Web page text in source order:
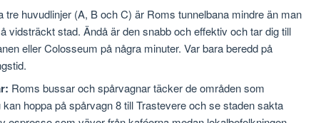
tre huvudlinjer (A, B och C) är Roms tunnelbana mindre än man
vidsträckt stad. Ändå är den snabb och effektiv och tar dig till
eller Colosseum på några minuter. Var bara beredd på
Roms bussar och spårvagnar täcker de områden som
kan hoppa på spårvagn 8 till Trastevere och se staden sakta